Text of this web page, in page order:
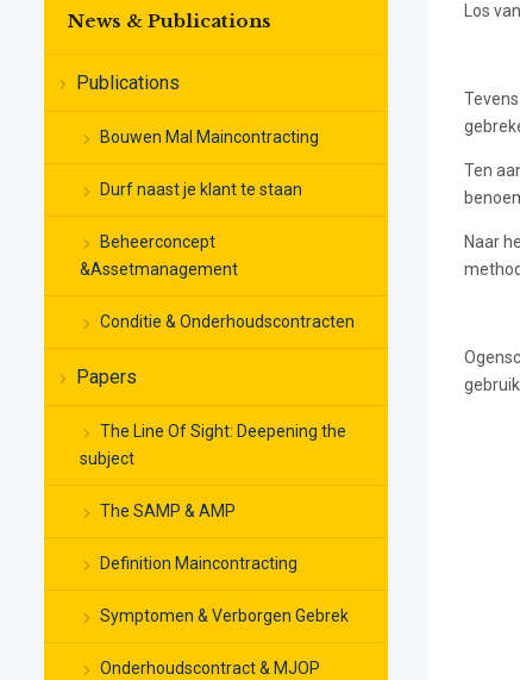
News & Publications
Publications
Bouwen Mal Maincontracting
Durf naast je klant te staan
Beheerconcept
&Assetmanagement
Conditie & Onderhoudscontracten
Papers
The Line Of Sight: Deepening the
subject
The SAMP & AMP
Definition Maincontracting
Symptomen & Verborgen Gebrek
Onderhoudscontract & MJOP
Los
Ten
Naar